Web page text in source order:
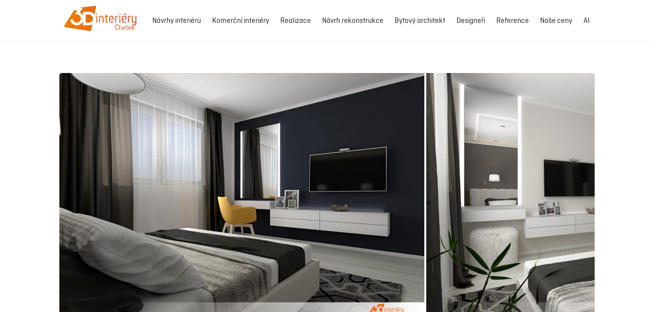
Návrhy interiéru Komerční interiéry Realizace Návrh rekonstrukce Bytový architekt Designeři Reference Naše ceny AI